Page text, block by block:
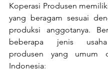
Koperasi Produsen
yang beragam sesuai
produksi anggotanya.
beberapa jenis
produsen yang umum
Indonesia: